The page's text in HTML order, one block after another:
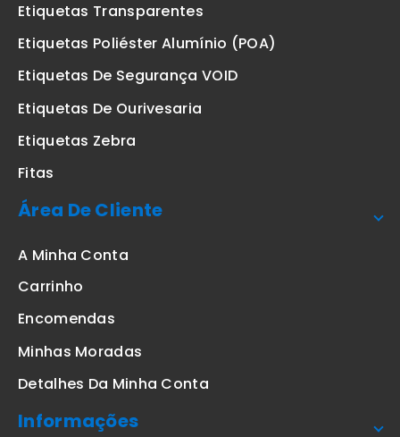
Etiquetas Transparentes
Etiquetas Poliéster Alumínio (POA)
Etiquetas De Segurança VOID
Etiquetas De Ourivesaria
Etiquetas Zebra
Fitas
Área De Cliente
A Minha Conta
Carrinho
Encomendas
Minhas Moradas
Detalhes Da Minha Conta
Informações